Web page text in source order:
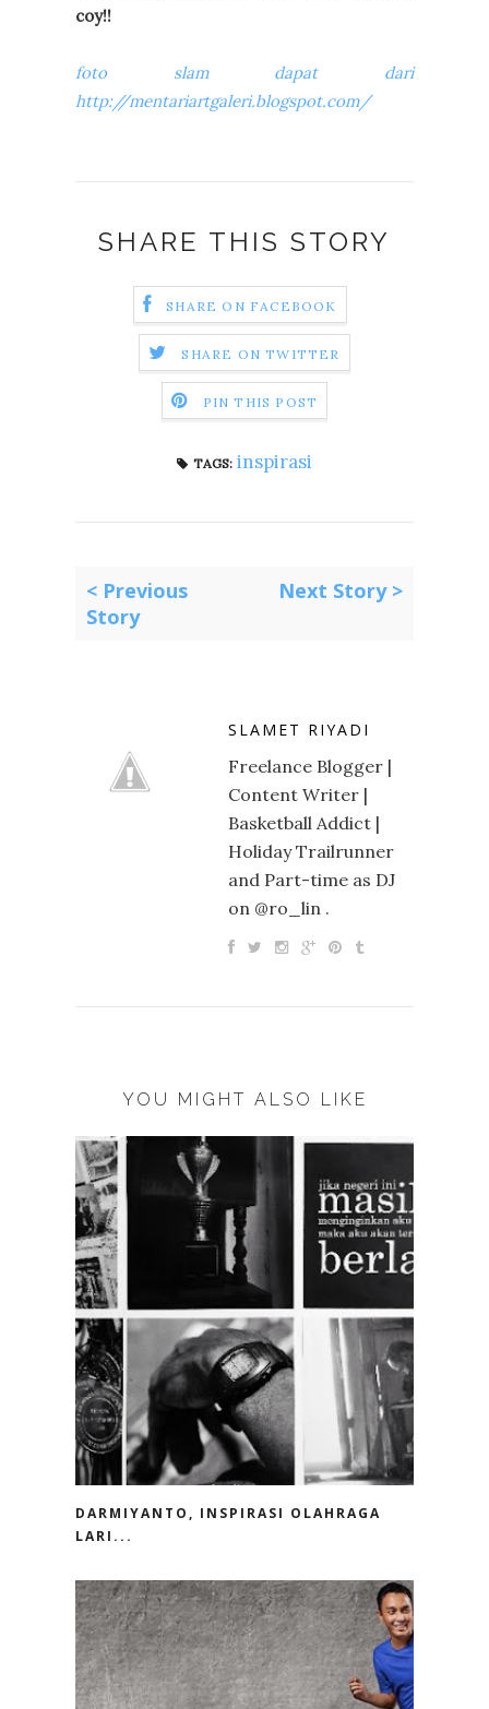
coy!!
foto slam dapat dari
http://mentariartgaleri.blogspot.com/
SHARE THIS STORY
SHARE ON FACEBOOK
SHARE ON TWITTER
PIN THIS POST
TAGS: inspirasi
< Previous
Story
Next Story >
SLAMET RIYADI
Freelance Blogger |
Content Writer |
Basketball Addict |
Holiday Trailrunner
and Part-time as DJ
on @ro_lin .
YOU MIGHT ALSO LIKE
DARMIYANTO, INSPIRASI OLAHRAGA
LARI...